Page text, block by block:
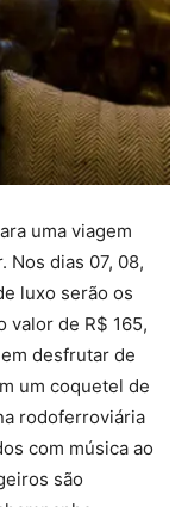
uma viagem
Nos dias 07, 08,
luxo serão os
valor de R$ 165,
desfrutar de
um coquetel de
rodoferroviária
com música ao
são